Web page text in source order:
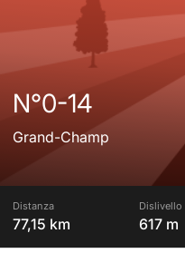
N°0-14
Grand-Champ
Distanza
77,15 km
Dislivello
617 m